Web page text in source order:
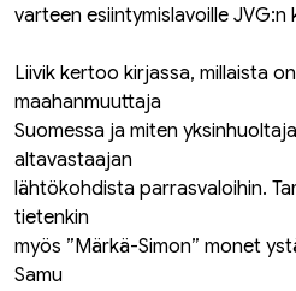
varteen esiintymislavoille JVG:n
Liivik kertoo kirjassa, millaista
maahanmuuttaja
Suomessa ja miten
altavastaajan
lähtökohdista parrasvaloihin.
tietenkin
myös ”Märkä-Simon” monet
Samu